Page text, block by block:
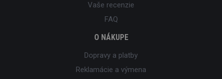
Vaše recenzie
FAQ
O NÁKUPE
Dopravy a platby
Reklamácie a výmena